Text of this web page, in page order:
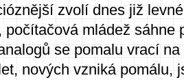
zvolí dnes již
počítačová mládež sáhne
se pomalu vrací
nových vzniká pomálu,